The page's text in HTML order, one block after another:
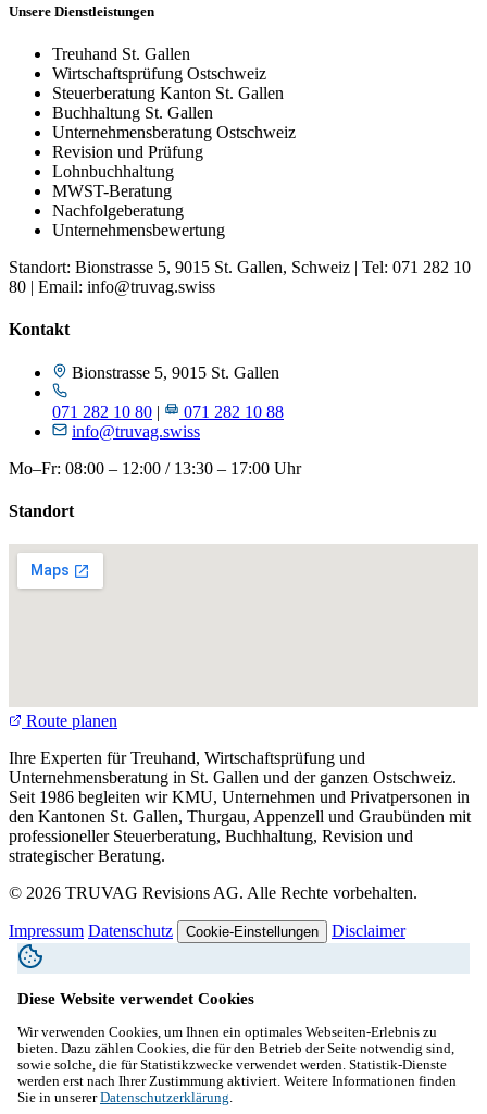
Unsere Dienstleistungen
Treuhand St. Gallen
Wirtschaftsprüfung Ostschweiz
Steuerberatung Kanton St. Gallen
Buchhaltung St. Gallen
Unternehmensberatung Ostschweiz
Revision und Prüfung
Lohnbuchhaltung
MWST-Beratung
Nachfolgeberatung
Unternehmensbewertung
Standort: Bionstrasse 5, 9015 St. Gallen, Schweiz | Tel: 071 282 10
80 | Email: info@truvag.swiss
Kontakt
Bionstrasse 5, 9015 St. Gallen
071 282 10 80 |
071 282 10 88
info@truvag.swiss
Mo–Fr: 08:00 – 12:00 / 13:30 – 17:00 Uhr
Standort
Route planen
Ihre Experten für Treuhand, Wirtschaftsprüfung und
Unternehmensberatung in St. Gallen und der ganzen Ostschweiz.
Seit 1986 begleiten wir KMU, Unternehmen und Privatpersonen in
den Kantonen St. Gallen, Thurgau, Appenzell und Graubünden mit
professioneller Steuerberatung, Buchhaltung, Revision und
strategischer Beratung.
© 2026 TRUVAG Revisions AG. Alle Rechte vorbehalten.
Impressum Datenschutz Cookie-Einstellungen Disclaimer
Diese Website verwendet Cookies
Wir verwenden Cookies, um Ihnen ein optimales Webseiten-Erlebnis zu
bieten. Dazu zählen Cookies, die für den Betrieb der Seite notwendig sind,
sowie solche, die für Statistikzwecke verwendet werden. Statistik-Dienste
werden erst nach Ihrer Zustimmung aktiviert. Weitere Informationen finden
Sie in unsererDatenschutzerklärung.